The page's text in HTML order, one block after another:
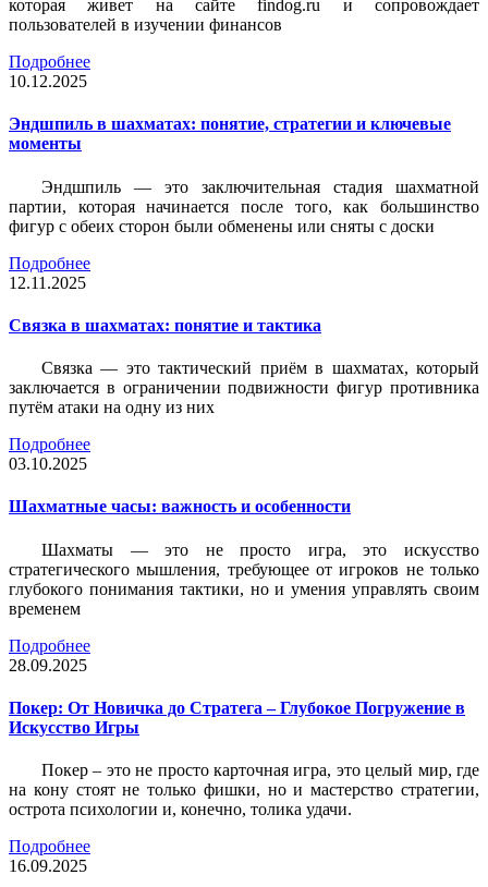
которая живет на сайте findog.ru и сопровождает
пользователей в изучении финансов
Подробнее
10.12.2025
Эндшпиль в шахматах: понятие, стратегии и ключевые
моменты
Эндшпиль — это заключительная стадия шахматной
партии, которая начинается после того, как большинство
фигур с обеих сторон были обменены или сняты с доски
Подробнее
12.11.2025
Связка в шахматах: понятие и тактика
Связка — это тактический приём в шахматах, который
заключается в ограничении подвижности фигур противника
путём атаки на одну из них
Подробнее
03.10.2025
Шахматные часы: важность и особенности
Шахматы — это не просто игра, это искусство
стратегического мышления, требующее от игроков не только
глубокого понимания тактики, но и умения управлять своим
временем
Подробнее
28.09.2025
Покер: От Новичка до Стратега – Глубокое Погружение в
Искусство Игры
Покер – это не просто карточная игра, это целый мир, где
на кону стоят не только фишки, но и мастерство стратегии,
острота психологии и, конечно, толика удачи.
Подробнее
16.09.2025